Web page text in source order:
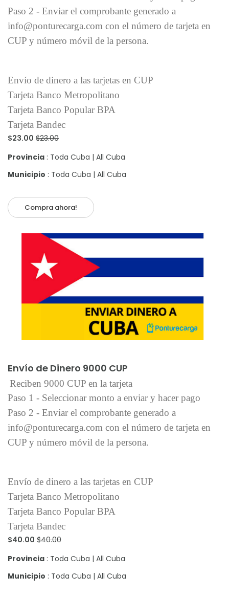
Paso 2 - Enviar el comprobante generado a
info@ponturecarga.com con el número de tarjeta en
CUP y número móvil de la persona.
Envío de dinero a las tarjetas en CUP
Tarjeta Banco Metropolitano
Tarjeta Banco Popular BPA
Tarjeta Bandec
$23.00 $23.00
Provincia : Toda Cuba | All Cuba
Municipio : Toda Cuba | All Cuba
Compra ahora!
Envío de Dinero 9000 CUP
Reciben 9000 CUP en la tarjeta
Paso 1 - Seleccionar monto a enviar y hacer pago
Paso 2 - Enviar el comprobante generado a
info@ponturecarga.com con el número de tarjeta en
CUP y número móvil de la persona.
Envío de dinero a las tarjetas en CUP
Tarjeta Banco Metropolitano
Tarjeta Banco Popular BPA
Tarjeta Bandec
$40.00 $40.00
Provincia : Toda Cuba | All Cuba
Municipio : Toda Cuba | All Cuba